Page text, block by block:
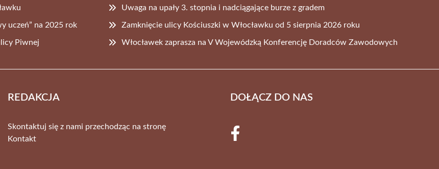
Uwaga na upały 3. stopnia i nadciągające burze z gradem
uczeń” na 2025 rok Zamknięcie ulicy Kościuszki w Włocławku od 5 sierpnia 2026 roku
Piwnej Włocławek zaprasza na V Wojewódzką Konferencję Doradców Zawodowych
REDAKCJA
Skontaktuj się z nami przechodząc na stronę
Kontakt
DOŁĄCZ DO NAS